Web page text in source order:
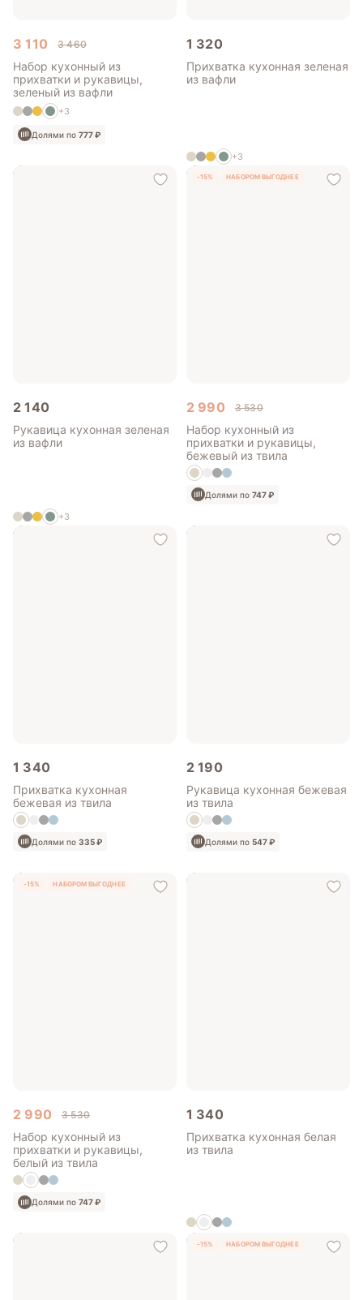
3 110 3 460
Набор кухонный из
прихватки и рукавицы,
зеленый из вафли
+3
Долями по777 ₽
1 320
Прихватка кухонная зеленая
из вафли
+3
Долями по330 ₽
2 140
Рукавица кухонная зеленая
из вафли
+3
2 990 3 530
-15% НАБОРОМ ВЫГОДНЕЕ
Набор кухонный из
прихватки и рукавицы,
бежевый из твила
Долями по 747 ₽
1 340
Прихватка кухонная
бежевая из твила
Долями по335 ₽
2 190
Рукавица кухонная бежевая
из твила
Долями по 547 ₽
2 990 3 530
-15% НАБОРОМ ВЫГОДНЕЕ
Набор кухонный из
прихватки и рукавицы,
белый из твила
Долями по747 ₽
1 340
Прихватка кухонная белая
из твила
Долями по335 ₽
-15% НАБОРОМ ВЫГОДНЕЕ